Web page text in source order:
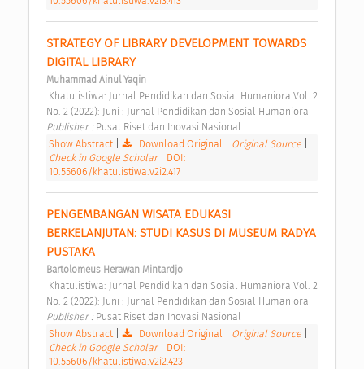
STRATEGY OF LIBRARY DEVELOPMENT TOWARDS
DIGITAL LIBRARY
Muhammad Ainul Yaqin
No. 2 (2022): Juni : Jurnal Pendidikan dan Sosial Humaniora
Publisher : Pusat Riset dan Inovasi Nasional
Show Abstract| Download Original Original Source
Check in Google Scholar
DOI:
10.55606/khatulistiwa.v2i2.417
PENGEMBANGAN WISATA EDUKASI
BERKELANJUTAN: STUDI KASUS DI MUSEUM RADYA
PUSTAKA
Bartolomeus Herawan Mintardjo
No. 2 (2022): Juni : Jurnal Pendidikan dan Sosial Humaniora
Publisher : Pusat Riset dan Inovasi Nasional
Show Abstract| Download Original Original Source
Check in Google Scholar
DOI:
10.55606/khatulistiwa.v2i2.423